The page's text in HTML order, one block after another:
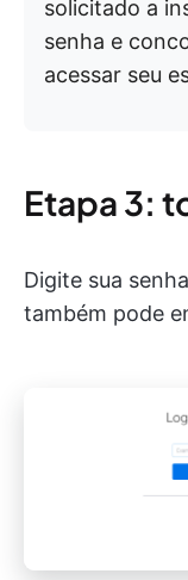
solicitado a
senha e
acessar seu
Etapa 3:
Digite sua
também pode